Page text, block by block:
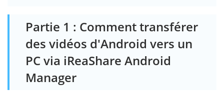
Partie 1 : Comment transférer
des vidéos d'Android vers un
PC via iReaShare Android
Manager